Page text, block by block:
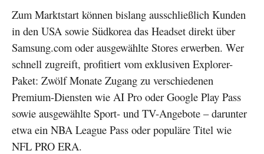
Zum Marktstart können bislang ausschließlich Kunden
in den USA sowie Südkorea das Headset direkt über
Samsung.com oder ausgewählte Stores erwerben. Wer
schnell zugreift, profitiert vom exklusiven Explorer-
Paket: Zwölf Monate Zugang zu verschiedenen
Premium-Diensten wie AI Pro oder Google Play Pass
sowie ausgewählte Sport- und TV-Angebote – darunter
etwa ein NBA League Pass oder populäre Titel wie
NFL PRO ERA.